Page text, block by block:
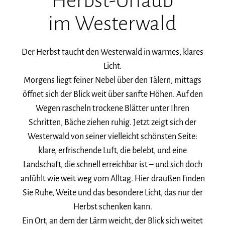
im Westerwald
Der Herbst taucht den Westerwald in warmes, klares
Licht.
Morgens liegt feiner Nebel über den Tälern, mittags
öffnet sich der Blick weit über sanfte Höhen. Auf den
Wegen rascheln trockene Blätter unter Ihren
Schritten, Bäche ziehen ruhig. Jetzt zeigt sich der
Westerwald von seiner vielleicht schönsten Seite:
klare, erfrischende Luft, die belebt, und eine
Landschaft, die schnell erreichbar ist – und sich doch
anfühlt wie weit weg vom Alltag. Hier draußen finden
Sie Ruhe, Weite und das besondere Licht, das nur der
Herbst schenken kann.
Ein Ort, an dem der Lärm weicht, der Blick sich weitet